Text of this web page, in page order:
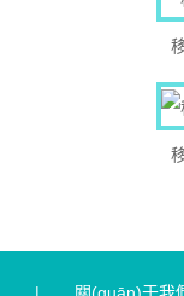
| 關(guān)于我